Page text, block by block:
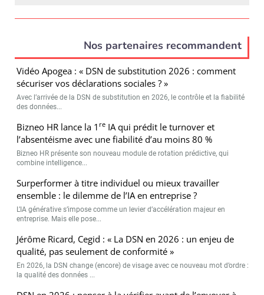
Nos partenaires recommandent
Vidéo Apogea : « DSN de substitution 2026 : comment
sécuriser vos déclarations sociales ? »
Avec l’arrivée de la DSN de substitution en 2026, le contrôle et la fiabilité
des données...
Bizneo HR lance la 1 re IA qui prédit le turnover et
l’absentéisme avec une fiabilité d’au moins 80 %
Bizneo HR présente son nouveau module de rotation prédictive, qui
combine intelligence...
Surperformer à titre individuel ou mieux travailler
ensemble : le dilemme de l’IA en entreprise ?
L’IA générative s’impose comme un levier d’accélération majeur en
entreprise. Mais elle pose...
Jérôme Ricard, Cegid : « La DSN en 2026 : un enjeu de
qualité, pas seulement de conformité »
En 2026, la DSN change (encore) de visage avec ce nouveau mot d’ordre :
la qualité des données ...